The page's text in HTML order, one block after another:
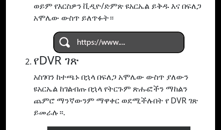
ወይም የእርስዎን ቪዲዮ/ድምጽ ዩአርኤል ይቅዱ እና በፍለጋ
አሞሌው ውስጥ ይለጥፉት።
የDVR ገጽ
አስገባን ከተጫኑ በኋላ በፍለጋ አሞሌው ውስጥ ያለውን
ዩአርኤል ከገልብጡ በኋላ የትርጉም ጽሑፎችን ማከልን
ጨምሮ ማንኛውንም ማዋቀር ወደሚችሉበት የ DVR ገጽ
ይመራሉ።.